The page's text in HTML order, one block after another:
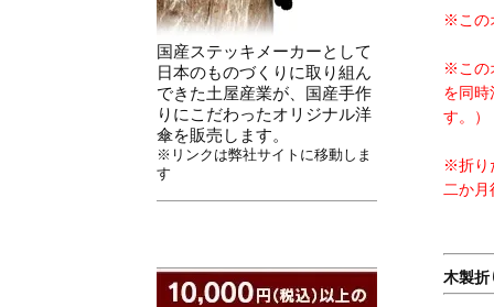
※この
※この
を同時
す。）
※折り
二か月
木製折
国産ステッキメーカーとして
日本のものづくりに取り組ん
できた土屋産業が、国産手作
りにこだわったオリジナル洋
傘を販売します。
※リンクは弊社サイトに移動しま
す